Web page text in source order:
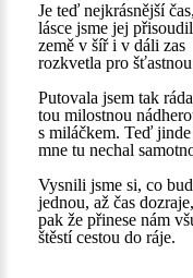
Je teď nejkrásnější čas,
lásce jsme jej
země v šíř i v dáli zas
rozkvetla pro
Putovala jsem tak ráda
tou milostnou
s miláčkem. Teď jinde
mne tu nechal
Vysnili jsme si, co
jednou, až čas dozraje,
pak že přinese nám
štěstí cestou do ráje.